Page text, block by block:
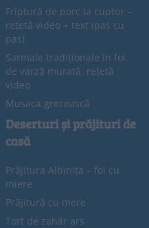
Friptură de porc la cuptor –
rețetă video + text (pas cu
pas)
Sarmale tradiționale în foi
de varză murată, rețetă
video
Musaca grecească
Deserturi și prăjituri de
casă
Prăjitura Albinița – foi cu
miere
Prăjitură cu mere
Tort de zahăr ars